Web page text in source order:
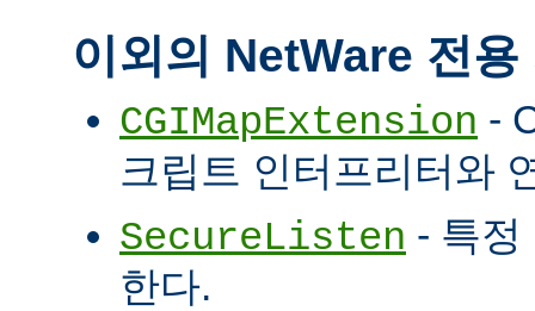
이외의 NetWare 전
CGIMapExtension -
크립트 인터프리터와
SecureListen - 특정
한다.